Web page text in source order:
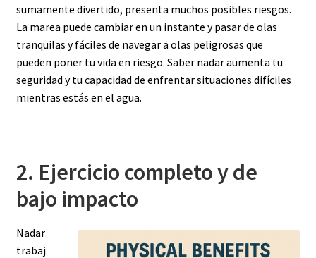
sumamente divertido, presenta muchos posibles riesgos.
La marea puede cambiar en un instante y pasar de olas
tranquilas y fáciles de navegar a olas peligrosas que
pueden poner tu vida en riesgo. Saber nadar aumenta tu
seguridad y tu capacidad de enfrentar situaciones difíciles
mientras estás en el agua.
2. Ejercicio completo y de
bajo impacto
Nadar
trabaj